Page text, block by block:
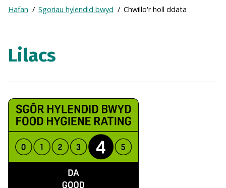
Frontpage
Breadcrumb
Expand
breadcrumb
Hafan Sgoriau hylendid bwyd Chwillo'r holl ddata
Lilacs